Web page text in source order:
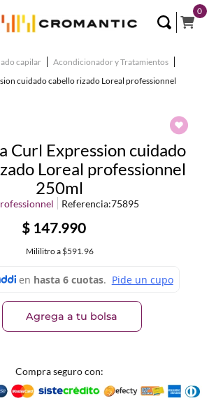
0
capilar
Acondicionador y Tratamientos
cuidado cabello rizado Loreal professionnel
Curl Expression cuidado
Loreal professionnel
250ml
Referencia:75895
$ 147.990
Mililitroa $591.96
Agrega a tu bolsa
Compra seguro con: